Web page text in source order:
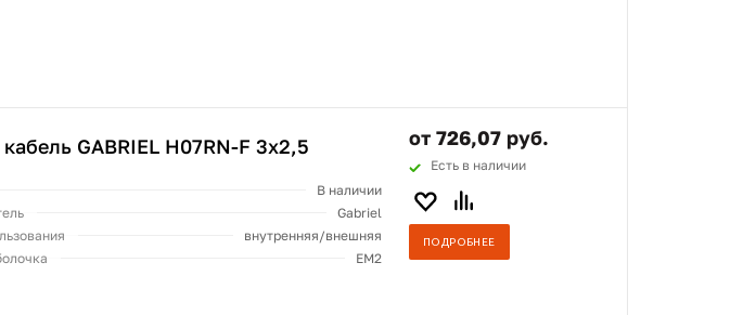
GABRIEL H07RN-F 3x2,5
В наличии
Gabriel
внутренняя/внешняя
ЕМ2
от 726,07 руб.
Есть в наличии
ПОДРОБНЕЕ